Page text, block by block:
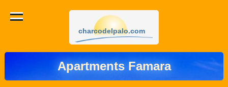
charcodelpalo.com
Apartments Famara